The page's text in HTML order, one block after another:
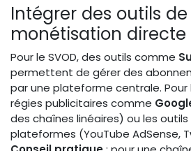
Intégrer des outils de
monétisation directe
Pour le SVOD, des outils comme
permettent de gérer des
par une plateforme centrale. Pour
régies publicitaires comme
des chaînes linéaires) ou les
plateformes (YouTube AdSense,
Conseil pratique: pour une